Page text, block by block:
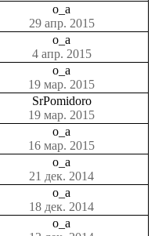
o_a
29 апр. 2015
o_a
4 апр. 2015
o_a
19 мар. 2015
SrPomidoro
19 мар. 2015
o_a
16 мар. 2015
o_a
21 дек. 2014
o_a
18 дек. 2014
o_a